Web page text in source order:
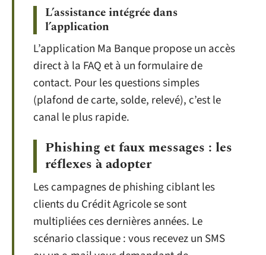
L’assistance intégrée dans
l’application
L’application Ma Banque propose un accès
direct à la FAQ et à un formulaire de
contact. Pour les questions simples
(plafond de carte, solde, relevé), c’est le
canal le plus rapide.
Phishing et faux messages : les
réflexes à adopter
Les campagnes de phishing ciblant les
clients du Crédit Agricole se sont
multipliées ces dernières années. Le
scénario classique : vous recevez un SMS